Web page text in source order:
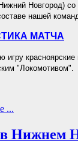
Новгород)
нашей
МАТЧА
красноярские
"Локомотивом".
...
Нижнем